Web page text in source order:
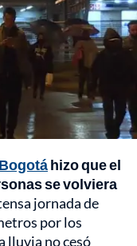
Bogotáhizo que el
se volviera
jornada de
por los
lluvia no cesó